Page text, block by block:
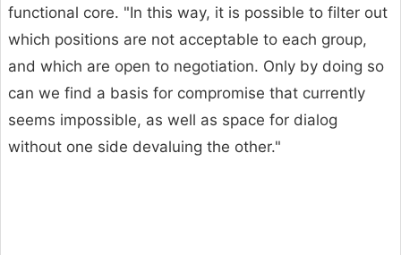
functional core. "In this way, it is possible to filter out
which positions are not acceptable to each group,
and which are open to negotiation. Only by doing so
can we find a basis for compromise that currently
seems impossible, as well as space for dialog
without one side devaluing the other."